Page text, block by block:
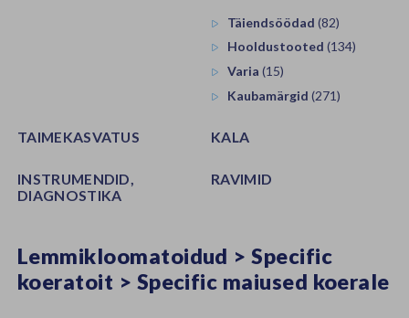
Täiendsöödad(82)
Hooldustooted(134)
Varia(15)
Kaubamärgid(271)
TAIMEKASVATUS KALA
INSTRUMENDID,
DIAGNOSTIKA
RAVIMID
Lemmikloomatoidud >Specific
koeratoit > Specific maiused koerale